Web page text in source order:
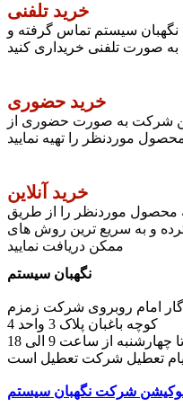
خرید تلفنی
نگهبان سیستم تماس گرفته و
صورت تلفنی خریداری کنید
خرید حضوری
شرکت به صورت حضوری از
موردنظر را تهیه نمایید
خرید آنلاین
محصول موردنظر را از طریق
و به سریع ترین روش های
ممکن دریافت نمایید
نگهبان سیستم
امام روبروی شرکت زمزم
کوچه باغبان پلاک 3 واحد 4
شرکت نگهبان سیستم